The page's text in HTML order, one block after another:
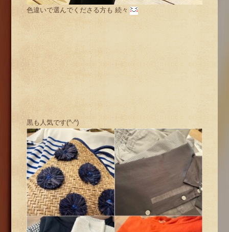
色違いで選んでくださる方も 続々
黒も人気です(^-^)